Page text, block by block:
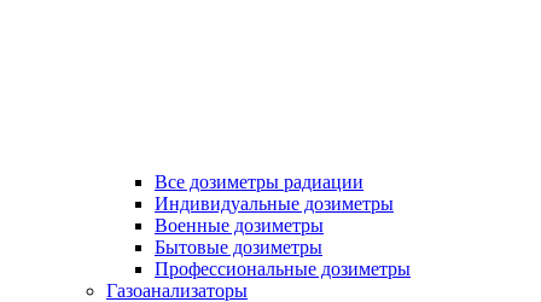
Все дозиметры радиации
Индивидуальные дозиметры
Военные дозиметры
Бытовые дозиметры
Профессиональные дозиметры
Газоанализаторы